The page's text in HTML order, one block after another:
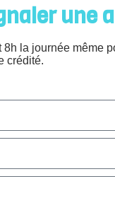
une
la journée même
crédité.